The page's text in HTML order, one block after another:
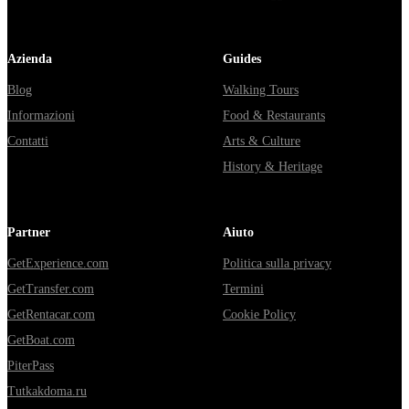
Azienda
Blog
Informazioni
Contatti
Guides
Walking Tours
Food & Restaurants
Arts & Culture
History & Heritage
Partner
GetExperience.com
GetTransfer.com
GetRentacar.com
GetBoat.com
PiterPass
Tutkakdoma.ru
Aiuto
Politica sulla privacy
Termini
Cookie Policy